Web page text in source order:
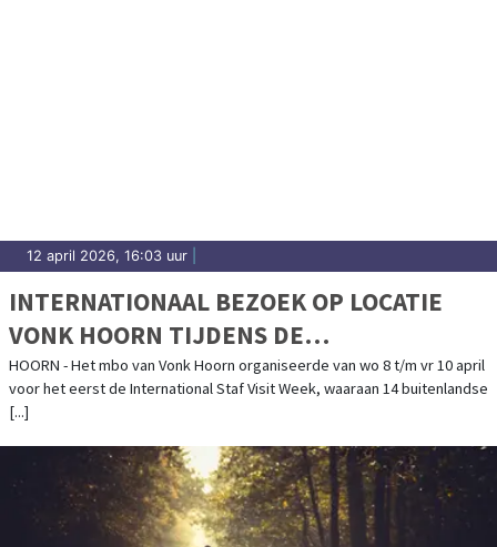
12 april 2026, 16:03 uur
INTERNATIONAAL BEZOEK OP LOCATIE
VONK HOORN TIJDENS DE
INTERNATIONAL STAFF VISIT WEEK
HOORN - Het mbo van Vonk Hoorn organiseerde van wo 8 t/m vr 10 april
voor het eerst de International Staf Visit Week, waaraan 14 buitenlandse
[...]